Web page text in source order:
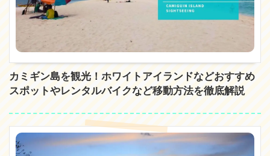
カミギン島を観光！ホワイトアイランドなどおすすめ
スポットやレンタルバイクなど移動方法を徹底解説